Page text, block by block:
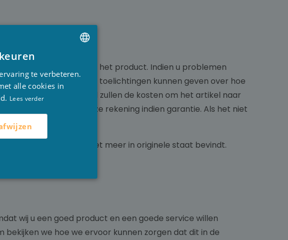
dit steeds vermeld bij het product. Indien u problemen
u de nodige toelichtingen kunnen geven over hoe
worden gestuurd zullen de kosten om het artikel naar
zijn voor onze rekening indien garantie. Als het niet
als het product zich niet meer in originele staat bevindt.
wij u een goed product en een goede service willen
we hoe we ervoor kunnen zorgen dat dit in de
te verbeteren.
alle cookies in
Lees verder